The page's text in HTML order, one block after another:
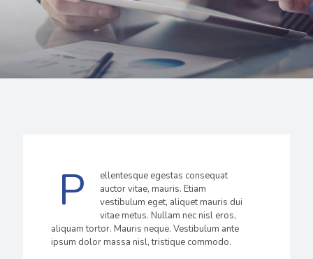
P
ellentesque egestas consequat
auctor vitae, mauris. Etiam
vestibulum eget, aliquet mauris dui
vitae metus. Nullam nec nisl eros,
aliquam tortor. Mauris neque. Vestibulum ante
ipsum dolor massa nisl, tristique commodo.